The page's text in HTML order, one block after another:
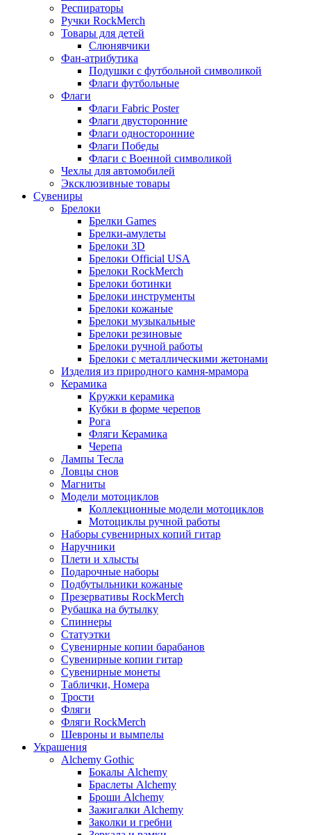
Респираторы
Ручки RockMerch
Товары для детей
Слюнявчики
Фан-атрибутика
Подушки с футбольной символикой
Флаги футбольные
Флаги
Флаги Fabric Poster
Флаги двусторонние
Флаги односторонние
Флаги Победы
Флаги с Военной символикой
Чехлы для автомобилей
Эксклюзивные товары
Сувениры
Брелоки
Брелки Games
Брелки-амулеты
Брелоки 3D
Брелоки Official USA
Брелоки RockMerch
Брелоки ботинки
Брелоки инструменты
Брелоки кожаные
Брелоки музыкальные
Брелоки резиновые
Брелоки ручной работы
Брелоки с металлическими жетонами
Изделия из природного камня-мрамора
Керамика
Кружки керамика
Кубки в форме черепов
Рога
Фляги Керамика
Черепа
Лампы Тесла
Ловцы снов
Магниты
Модели мотоциклов
Коллекционные модели мотоциклов
Мотоциклы ручной работы
Наборы сувенирных копий гитар
Наручники
Плети и хлысты
Подарочные наборы
Подбутыльники кожаные
Презервативы RockMerch
Рубашка на бутылку
Спиннеры
Статуэтки
Сувенирные копии барабанов
Сувенирные копии гитар
Сувенирные монеты
Таблички, Номера
Трости
Фляги
Фляги RockMerch
Шевроны и вымпелы
Украшения
Alchemy Gothic
Бокалы Alchemy
Браслеты Alchemy
Броши Alchemy
Зажигалки Alchemy
Заколки и гребни